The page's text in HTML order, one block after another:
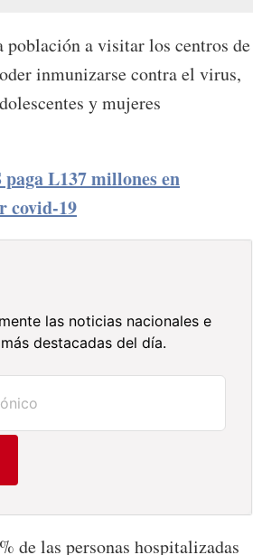
a visitar los centros de
inmunizarse contra el virus,
y mujeres
L137 millones en
covid-19
las noticias nacionales e
destacadas del día.
de las personas hospitalizadas